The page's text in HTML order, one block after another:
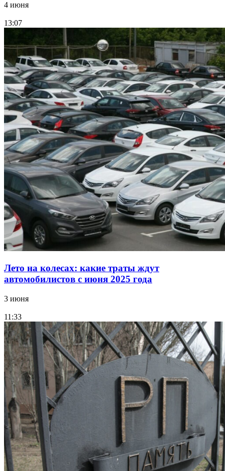
4 июня
13:07
Лето на колесах: какие траты ждут
автомобилистов с июня 2025 года
3 июня
11:33